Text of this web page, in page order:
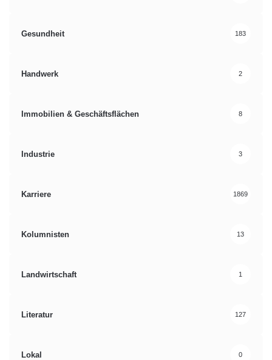
Gesundheit 183
Handwerk 2
Immobilien & Geschäftsflächen 8
Industrie 3
Karriere 1869
Kolumnisten 13
Landwirtschaft 1
Literatur 127
Lokal 0